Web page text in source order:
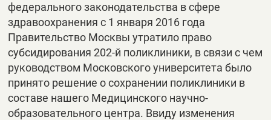
федерального законодательства в сфере
здравоохранения с 1 января 2016 года
Правительство Москвы утратило право
субсидирования 202-й поликлиники, в связи с чем
руководством Московского университета было
принято решение о сохранении поликлиники в
составе нашего Медицинского научно-
образовательного центра. Ввиду изменения